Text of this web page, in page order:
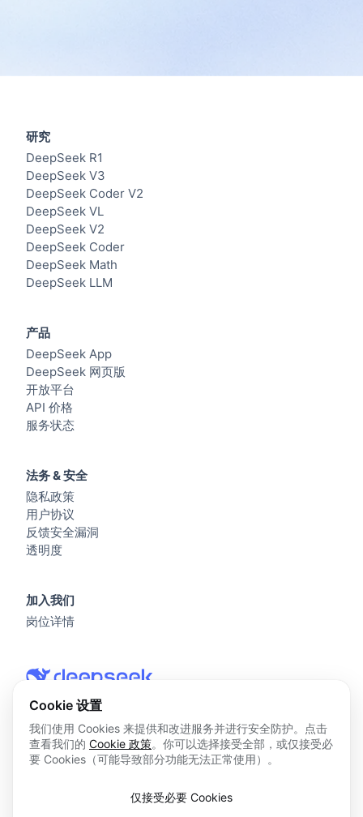
© 2026 杭州深度求索人工智能基础技术研究有限公司 版权所
浙ICP备2023025841号
研究
DeepSeek R1
DeepSeek V3
DeepSeek Coder V2
DeepSeek VL
DeepSeek V2
DeepSeek Coder
DeepSeek Math
DeepSeek LLM
产品
DeepSeek App
DeepSeek 网页版
开放平台
API 价格
服务状态
法务 & 安全
隐私政策
用户协议
反馈安全漏洞
透明度
加入我们
岗位详情
Cookie 设置
我们使用 Cookies 来提供和改进服务并进行安全防护。点击
查看我们的 Cookie 政策。你可以选择接受全部，或仅接受必
要 Cookies（可能导致部分功能无法正常使用）。
仅接受必要 Cookies